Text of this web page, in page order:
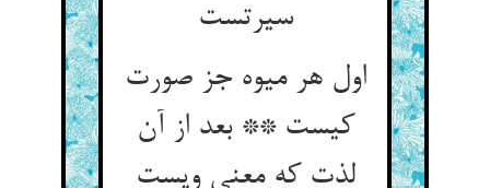
سیرتست
اول هر میوه جز صورت
کیست ** بعد از آن
لذت که معنی ویست